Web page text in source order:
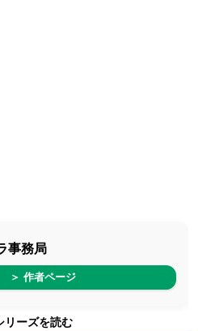
事務局
＞ 作者ページ
リーズを読む